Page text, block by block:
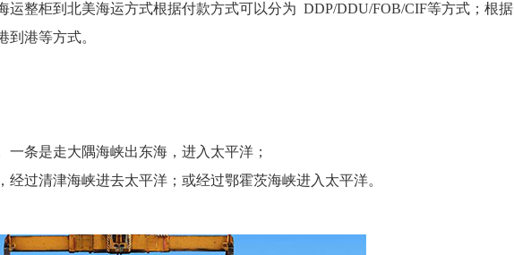
运整柜到北美海运方式根据付款方式可以分为 DDP/DDU/FOB/CIF等方式；根据
港等方式。
条是走大隅海峡出东海，进入太平洋；
过清津海峡进去太平洋；或经过鄂霍茨海峡进入太平洋。